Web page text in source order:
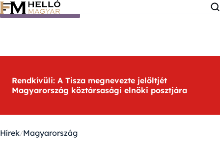
Ugrás a tartalomra
Rendkívüli: A Tisza megnevezte jelöltjét
Magyarország köztársasági elnöki posztjára
Hírek Magyarország